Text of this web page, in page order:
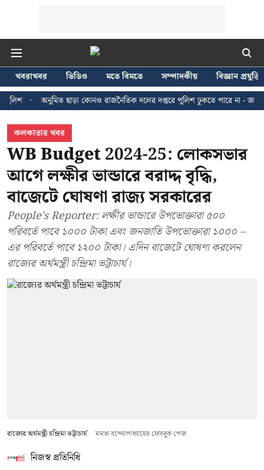
খবরাখবর ভিডিও মতে বিমতে সম্পাদকীয়
বিজ্ঞান প্রযুক্তি
অনুমিত ছাড়া কোনও রাজনৈতিক দলের দপ্তরে পুলিশ ঢুকতে পারে না - জন ব্রিটাস
কলকাতার খবর
WB Budget 2024-25: লোকসভার
আগে লক্ষীর ভান্ডারে বরাদ্দ বৃদ্ধি,
বাজেটে ঘোষণা রাজ্য সরকারের
People's Reporter: লক্ষীর ভান্ডারে উপভোক্তারা ৫০০
পরিবর্তে পাবে ১০০০ টাকা এবং জনজাতি উপভোক্তারা ১০০০ –
এর পরিবর্তে পাবে ১২০০ টাকা। এদিন বাজেটে ঘোষণা করলেন
রাজ্যের অর্থমন্ত্রী চন্দ্রিমা ভট্টাচার্য।
রাজ্যের অর্থমন্ত্রী চন্দ্রিমা ভট্টাচার্য মমতা বন্দ্যোপাধ্যায়ের ফেসবুক পেজ
নিজস্ব প্রতিনিধি